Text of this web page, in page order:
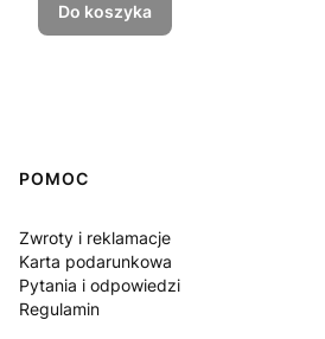
Do koszyka
Linki w stopce
POMOC
Zwroty i reklamacje
Karta podarunkowa
Pytania i odpowiedzi
Regulamin